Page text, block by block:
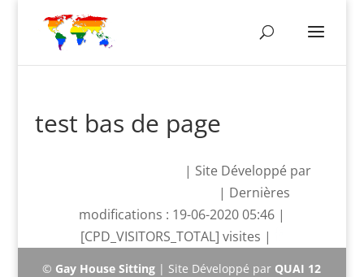
test bas de page
| Site Développé par
| Dernières
modifications : 19-06-2020 05:46 |
[CPD_VISITORS_TOTAL] visites |
© Gay House Sitting | Site Développé par QUAI 12